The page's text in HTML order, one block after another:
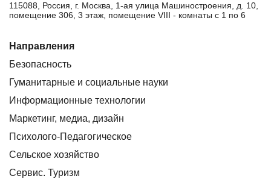
115088, Россия, г. Москва, 1-ая улица Машиностроения, д. 10,
помещение 306, 3 этаж, помещение VIII - комнаты с 1 по 6
Направления
Безопасность
Гуманитарные и социальные науки
Информационные технологии
Маркетинг, медиа, дизайн
Психолого-Педагогическое
Сельское хозяйство
Сервис. Туризм